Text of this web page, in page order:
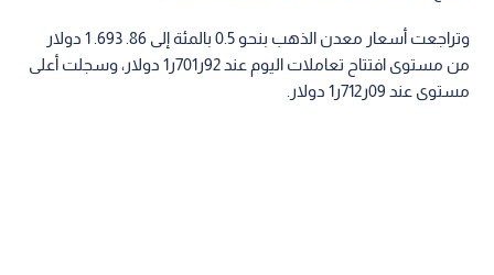
وتراجعت أسعار معدن الذهب بنحو 0.5 بالمئة إلى 86. 693. 1 دولار
من مستوى افتتاح تعاملات اليوم عند 92ر701ر1 دولار، وسجلت أعلى
مستوى عند 09ر712ر1 دولار.